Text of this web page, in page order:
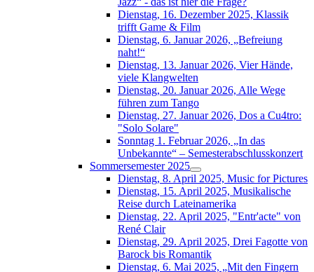
Dienstag, 16. Dezember 2025, Klassik
trifft Game & Film
Dienstag, 6. Januar 2026, „Befreiung
naht!“
Dienstag, 13. Januar 2026, Vier Hände,
viele Klangwelten
Dienstag, 20. Januar 2026, Alle Wege
führen zum Tango
Dienstag, 27. Januar 2026, Dos a Cu4tro:
"Solo Solare"
Sonntag 1. Februar 2026, „In das
Unbekannte“ – Semesterabschlusskonzert
Sommersemester 2025
Dienstag, 8. April 2025, Music for Pictures
Dienstag, 15. April 2025, Musikalische
Reise durch Lateinamerika
Dienstag, 22. April 2025, "Entr'acte" von
René Clair
Dienstag, 29. April 2025, Drei Fagotte von
Barock bis Romantik
Dienstag, 6. Mai 2025, „Mit den Fingern